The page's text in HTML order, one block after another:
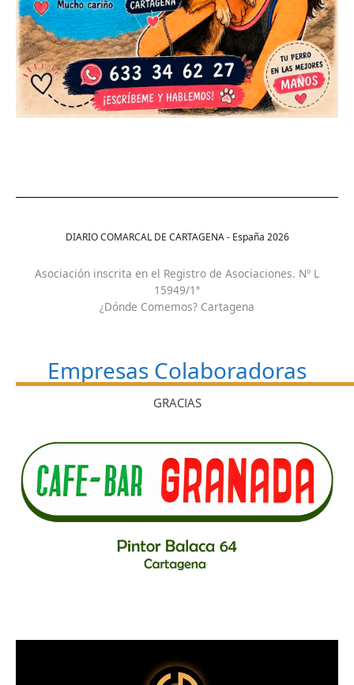
DIARIO COMARCAL DE CARTAGENA - España 2026
Asociación inscrita en el Registro de Asociaciones. Nº L
15949/1ª
¿Dónde Comemos? Cartagena
Empresas Colaboradoras
GRACIAS